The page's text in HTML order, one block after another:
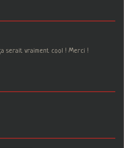
serait vraiment cool ! Merci !